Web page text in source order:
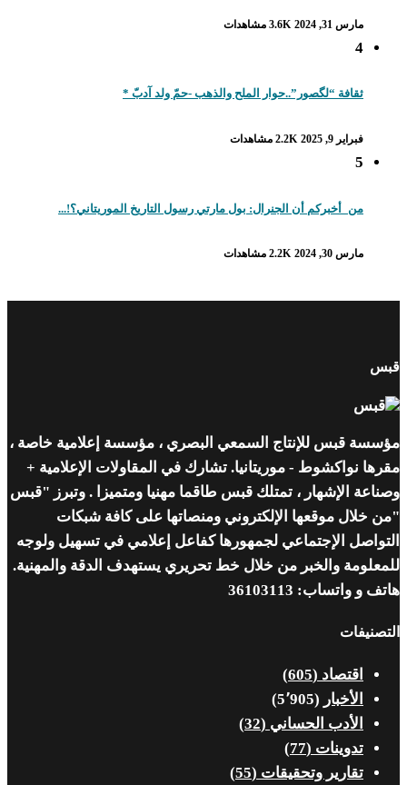
مارس 31, 2024 3.6K مشاهدات
4
ثقافة “لگصور”..حوار الملح والذهب -حمّ ولد آدبّ *
فبراير 9, 2025 2.2K مشاهدات
5
من_أخبركم أن الجنرال: بول مارتي رسول التاريخ الموريتاني؟!...
مارس 30, 2024 2.2K مشاهدات
قبس
مؤسسة قبس للإنتاج السمعي البصري ، مؤسسة إعلامية خاصة ،
مقرها نواكشوط - موريتانيا. تشارك في المقاولات الإعلامية +
وصناعة الإشهار ، تمتلك قبس طاقما مهنيا ومتميزا . وتبرز "قبس
"من خلال موقعها الإلكتروني ومنصاتها على كافة شبكات
التواصل الإجتماعي لجمهورها كفاعل إعلامي في تسهيل ولوجه
للمعلومة والخبر من خلال خط تحريري يستهدف الدقة والمهنية.
هاتف و واتساب: 36103113
التصنيفات
اقتصاد (605)
الأخبار (5٬905)
الأدب الحساني (32)
تدوينات (77)
تقارير وتحقيقات (55)